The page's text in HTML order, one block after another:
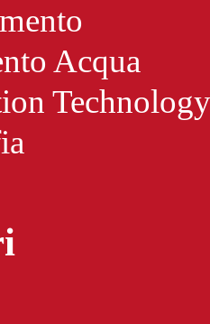
Acqua
Technology